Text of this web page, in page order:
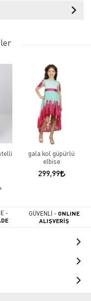
gala kol güpürlü
elbise
299,99
- GÜVENLİ - ONLINE
ALIŞVERİŞ